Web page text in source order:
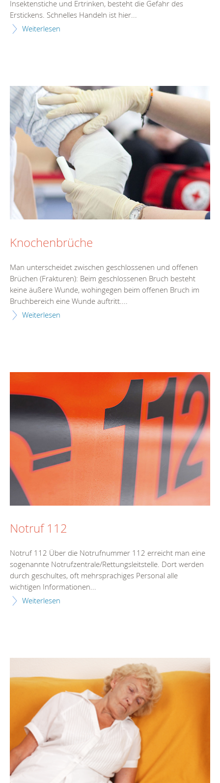
Insektenstiche und Ertrinken, besteht die Gefahr des
Erstickens. Schnelles Handeln ist hier...
Weiterlesen
Knochenbrüche
Man unterscheidet zwischen geschlossenen und offenen
Brüchen (Frakturen): Beim geschlossenen Bruch besteht
keine äußere Wunde, wohingegen beim offenen Bruch im
Bruchbereich eine Wunde auftritt....
Weiterlesen
Notruf 112
Notruf 112 Über die Notrufnummer 112 erreicht man eine
sogenannte Notrufzentrale/Rettungsleitstelle. Dort werden
durch geschultes, oft mehrsprachiges Personal alle
wichtigen Informationen...
Weiterlesen